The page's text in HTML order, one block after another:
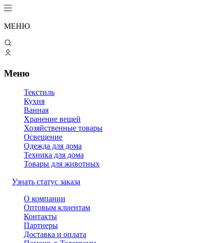
МЕНЮ
Меню
Текстиль
Кухня
Ванная
Хранение вещей
Хозяйственные товары
Освещение
Одежда для дома
Техника для дома
Товары для животных
Узнать статус заказа
О компании
Оптовым клиентам
Контакты
Партнеры
Доставка и оплата